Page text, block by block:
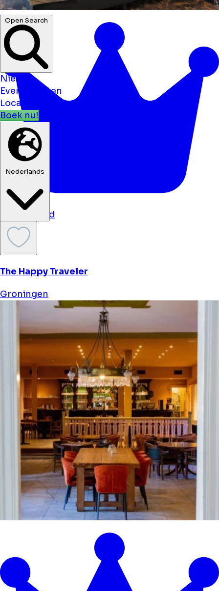
Open Search
Nieuws
Evenementen
Locaties
Boek nu!
Nederlands
gesponsord
The Happy Traveler
Groningen